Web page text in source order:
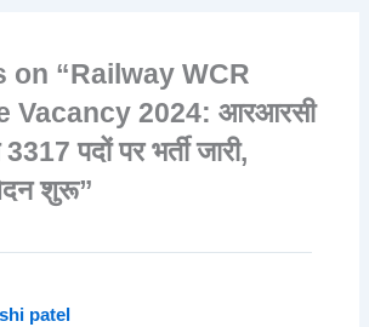
on “Railway WCR
Vacancy 2024: आरआरसी
पदों पर भर्ती जारी,
शुरू”
patel